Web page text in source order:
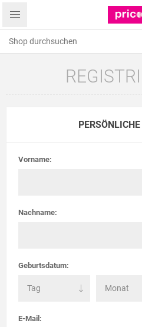
Vorname:
Nachname:
Geburtsdatum:
E-Mail: